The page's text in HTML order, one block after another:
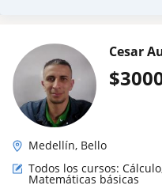
$
Cesar
Medellín, Bello
Todos los cursos:
Matemáticas básicas